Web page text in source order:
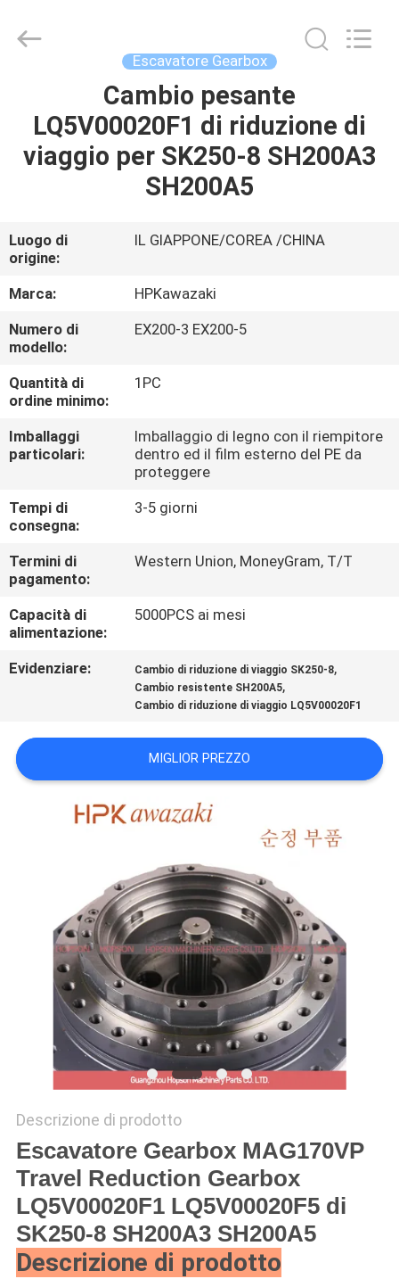
PRODOTTI
CHI
SIAMO
GIRO
DELLA
FABBRICA
CONTROLLO
DI
QUALITÀ
CONTATTACI
NOTIZIA
MAPPA
DEL
POLICY
Parts
Escavatore Gearbox
Cambio pesante
LQ5V00020F1 di riduzione di
viaggio per SK250-8 SH200A3
SH200A5
Luogo di
origine:
IL GIAPPONE/COREA /CHINA
Marca:
HPKawazaki
Numero di
modello:
EX200-3 EX200-5
Quantità di
ordine minimo:
1PC
Imballaggi
particolari:
Imballaggio di legno con il riempitore
dentro ed il film esterno del PE da
proteggere
Tempi di
consegna:
3-5 giorni
Termini di
pagamento:
Western Union, MoneyGram, T/T
Capacità di
alimentazione:
5000PCS ai mesi
Evidenziare: Cambio di riduzione di viaggio SK250-8,
Cambio resistente SH200A5,
Cambio di riduzione di viaggio LQ5V00020F1
MIGLIOR PREZZO
Descrizione di prodotto
Escavatore Gearbox MAG170VP
Travel Reduction Gearbox
LQ5V00020F1 LQ5V00020F5 di
SK250-8 SH200A3 SH200A5
Descrizione di prodotto